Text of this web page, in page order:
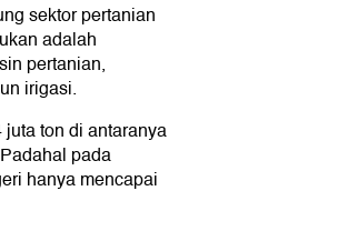
sektor pertanian
adalah
pertanian,
irigasi.
ton di antaranya
pada
hanya mencapai